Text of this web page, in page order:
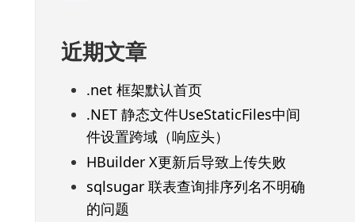
近期文章
.net 框架默认首页
.NET 静态文件UseStaticFiles中间
件设置跨域（响应头）
HBuilder X更新后导致上传失败
sqlsugar 联表查询排序列名不明确
的问题